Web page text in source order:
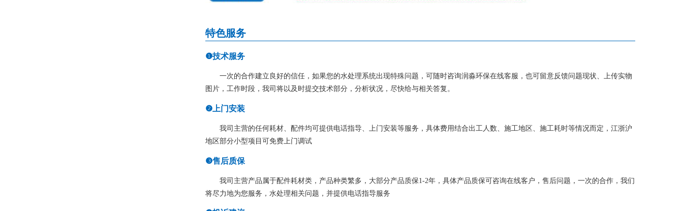
特色服务
❶技术服务
一次的合作建立良好的信任，如果您的水处理系统出现特殊问题，可随时咨询润淼环保在线客服，也可留意反馈问题现状、上传实物
图片，工作时段，我司将以及时提交技术部分，分析状况，尽快给与相关答复。
❷上门安装
我司主营的任何耗材、配件均可提供电话指导、上门安装等服务，具体费用结合出工人数、施工地区、施工耗时等情况而定，江浙沪
地区部分小型项目可免费上门调试
❸售后质保
我司主营产品属于配件耗材类，产品种类繁多，大部分产品质保1-2年，具体产品质保可咨询在线客户，售后问题，一次的合作，我们
将尽力地为您服务，水处理相关问题，并提供电话指导服务